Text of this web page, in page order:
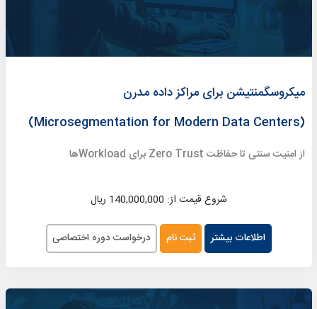
میکروسگمنتیشن برای مراکز داده مدرن
(Microsegmentation for Modern Data Centers)
از امنیت سنتی تا حفاظت Zero Trust برای Workloadها
شروع قیمت از: 140,000,000 ریال
اطلاعات بیشتر ثبت نام درخواست دوره اختصاصی